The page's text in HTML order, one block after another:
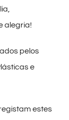
alegria!
pelos
e
estes